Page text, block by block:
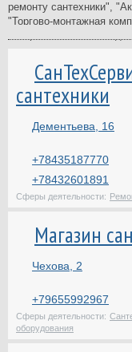
ремонту сантехники",
"Торгово-монтажная
В справочнике вы
оборудования.
свежая и актуальная
государственных,
На странице каждой
сантехники
Дементьева, 16
+78435187770
+78432601891
Сферы деятельности:
Магазин
Чехова, 2
+79655992967
Сферы деятельности:
оборудования